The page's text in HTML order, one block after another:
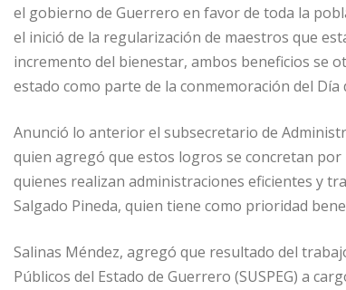
el gobierno de Guerrero en favor de toda la
el inició de la regularización de maestros que
incremento del bienestar, ambos beneficios se
estado como parte de la conmemoración del Día
Anunció lo anterior el subsecretario de
quien agregó que estos logros se concretan
quienes realizan administraciones eficientes y
Salgado Pineda, quien tiene como prioridad
Salinas Méndez, agregó que resultado del
Públicos del Estado de Guerrero (SUSPEG) a